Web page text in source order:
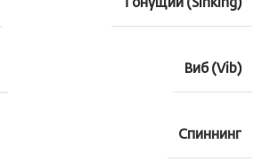
Тонущий (Sinking)
Виб (Vib)
Спиннинг